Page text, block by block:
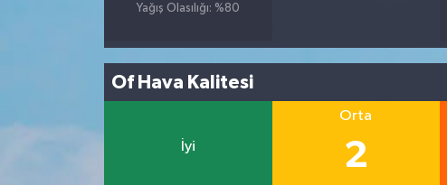
Yağış Olasılığı: %80
Of Hava Kalitesi
İyi
Orta
2